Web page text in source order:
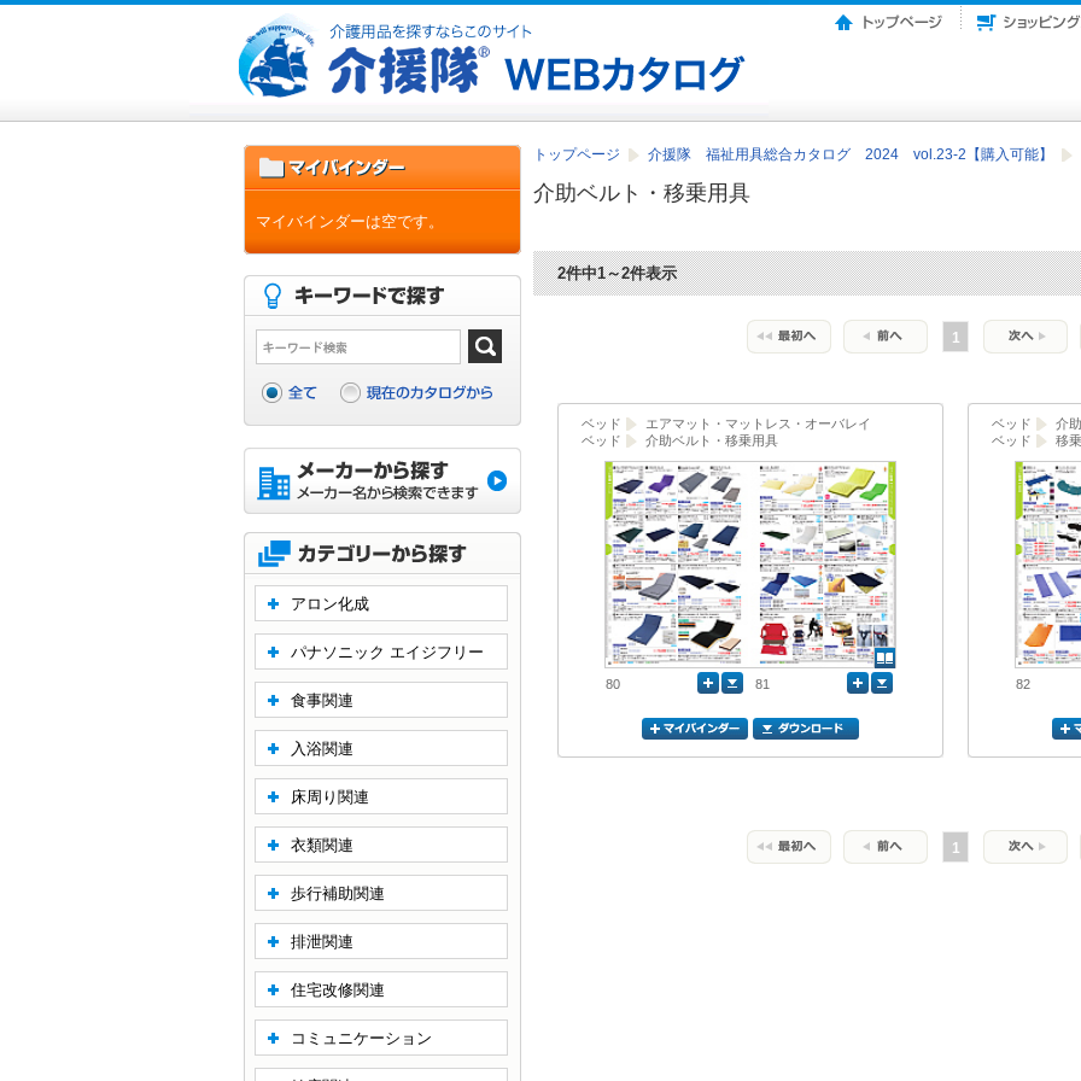
トップページ 介援隊 福祉用具総合カタログ 2024 vol.23-2【購入可能】
介助ベルト・移乗用具
2件中1～2件表示
1
ベッド
エアマット・マットレス・オーバレイ
ベッド
介助ベルト・移乗用具
80 81
ベッド
介
ベッド
移
82
1
マイバインダーは空です。
アロン化成
パナソニック エイジフリー
食事関連
入浴関連
床周り関連
衣類関連
歩行補助関連
排泄関連
住宅改修関連
コミュニケーション